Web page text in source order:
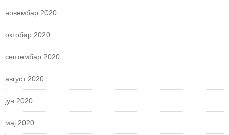
новембар 2020
октобар 2020
септембар 2020
август 2020
јун 2020
мај 2020